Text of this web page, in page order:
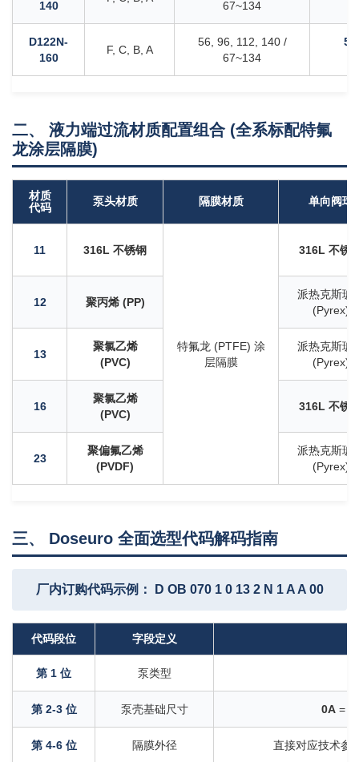
140 67~134
D122N-
160
F, C, B, A
56, 96, 112, 140 /
67~134
二、 液力端过流材质配置组合 (全系标配特氟
龙涂层隔膜)
材质
代码
泵头材质 隔膜材质 单向阀球
11 316L 不锈钢
特氟龙 (PTFE) 涂
层隔膜
316L 不锈
12 聚丙烯 (PP)
派热克斯玻
(Pyrex)
13
聚氯乙烯
(PVC)
派热克斯玻
(Pyrex)
16
聚氯乙烯
(PVC)
316L 不锈
23
聚偏氟乙烯
(PVDF)
派热克斯玻
(Pyrex)
三、 Doseuro 全面选型代码解码指南
厂内订购代码示例： D OB 070 1 0 13 2 N 1 A A 00
代码段位 字段定义
第 1 位 泵类型
第 2-3 位 泵壳基础尺寸 0A=
第 4-6 位 隔膜外径 直接对应技术参